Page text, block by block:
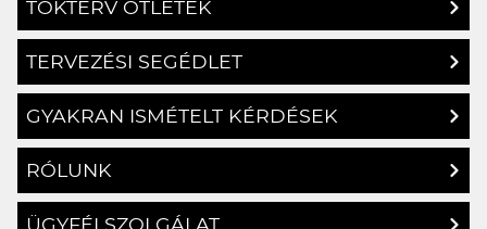
TOKTERV ÖTLETEK
TERVEZÉSI SEGÉDLET
GYAKRAN ISMÉTELT KÉRDÉSEK
RÓLUNK